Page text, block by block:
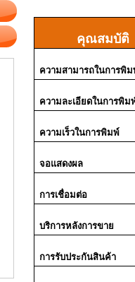
คุณสมบัติ
ความสามารถในการพิ
ความละเอียดในการพิม
ความเร็วในการพิมพ์
จอแสดงผล
การเชื่อมต่อ
บริการหลังการขาย
การรับประกันสินค้า